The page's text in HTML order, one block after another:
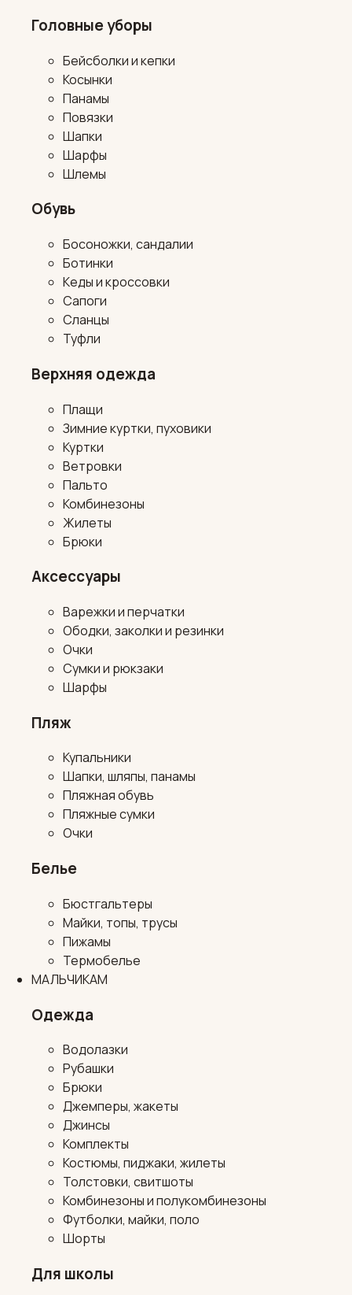
Головные уборы
Бейсболки и кепки
Косынки
Панамы
Повязки
Шапки
Шарфы
Шлемы
Обувь
Босоножки, сандалии
Ботинки
Кеды и кроссовки
Сапоги
Сланцы
Туфли
Верхняя одежда
Плащи
Зимние куртки, пуховики
Куртки
Ветровки
Пальто
Комбинезоны
Жилеты
Брюки
Аксессуары
Варежки и перчатки
Ободки, заколки и резинки
Очки
Сумки и рюкзаки
Шарфы
Пляж
Купальники
Шапки, шляпы, панамы
Пляжная обувь
Пляжные сумки
Очки
Белье
Бюстгальтеры
Майки, топы, трусы
Пижамы
Термобелье
МАЛЬЧИКАМ
Одежда
Водолазки
Рубашки
Брюки
Джемперы, жакеты
Джинсы
Комплекты
Костюмы, пиджаки, жилеты
Толстовки, свитшоты
Комбинезоны и полукомбинезоны
Футболки, майки, поло
Шорты
Для школы